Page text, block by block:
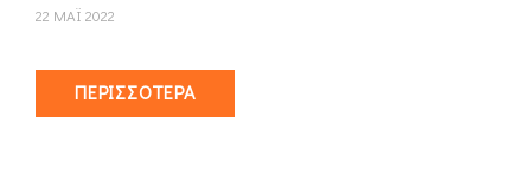
22 ΜΑΪ 2022
ΠΕΡΙΣΣΌΤΕΡΑ